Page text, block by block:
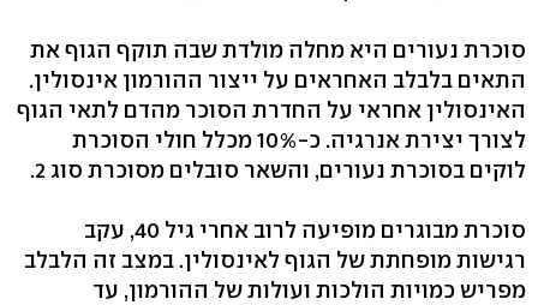
סוכרת נעורים היא מחלה מולדת שבה תוקף הגוף את
התאים בלבלב האחראים על ייצור ההורמון אינסולין.
האינסולין אחראי על החדרת הסוכר מהדם לתאי הגוף
לצורך יצירת אנרגיה. כ-10% מכלל חולי הסוכרת
לוקים בסוכרת נעורים, והשאר סובלים מסוכרת סוג 2.
סוכרת מבוגרים מופיעה לרוב אחרי גיל 40, עקב
רגישות מופחתת של הגוף לאינסולין. במצב זה הלבלב
מפריש כמויות הולכות ועולות של ההורמון, עד